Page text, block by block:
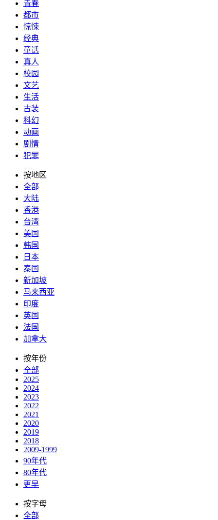
青春
都市
惊悚
经典
童话
真人
校园
文艺
生活
古装
科幻
动画
剧情
犯罪
按地区
全部
大陆
香港
台湾
美国
韩国
日本
泰国
新加坡
马来西亚
印度
英国
法国
加拿大
按年份
全部
2025
2024
2023
2022
2021
2020
2019
2018
2009-1999
90年代
80年代
更早
按字母
全部